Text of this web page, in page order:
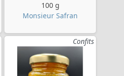
100 g
Monsieur Safran
Confits